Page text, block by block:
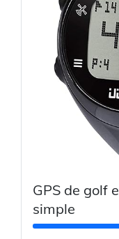
GPS de golf
simple